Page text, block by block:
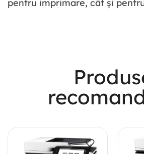
pentru imprimare, cât și
Shop Now